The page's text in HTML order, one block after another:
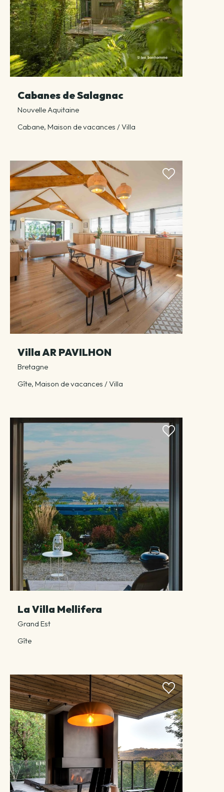
Cabanes de Salagnac
Nouvelle Aquitaine
Cabane, Maison de vacances / Villa
Villa AR PAVILHON
Bretagne
Gîte, Maison de vacances / Villa
La Villa Mellifera
Grand Est
Gîte